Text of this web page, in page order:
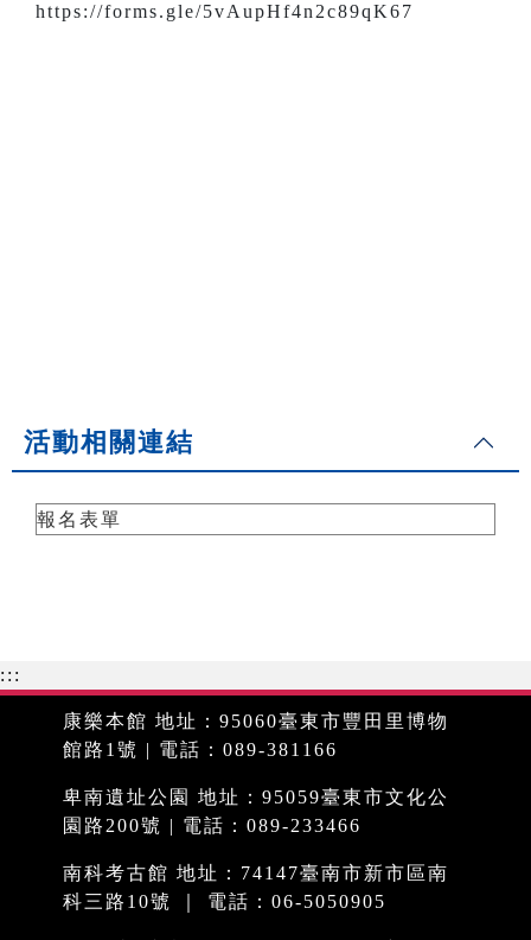
https://forms.gle/5vAupHf4n2c89qK67
活動相關連結
報名表單
:::
康樂本館 地址：95060臺東市豐田里博物
館路1號 | 電話：089-381166
卑南遺址公園 地址：95059臺東市文化公
園路200號 | 電話：089-233466
南科考古館 地址：74147臺南市新市區南
科三路10號 ｜ 電話：06-5050905